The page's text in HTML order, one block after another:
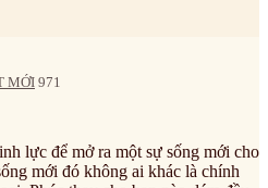
MỚI 971
lực để mở ra một sự sống mới cho
mới đó không ai khác là chính